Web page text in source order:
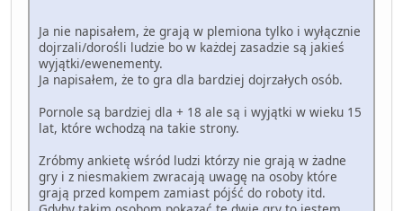
Ja nie napisałem, że grają w plemiona tylko i wyłącznie
dojrzali/dorośli ludzie bo w każdej zasadzie są jakieś
wyjątki/ewenementy.
Ja napisałem, że to gra dla bardziej dojrzałych osób.
Pornole są bardziej dla + 18 ale są i wyjątki w wieku 15
lat, które wchodzą na takie strony.
Zróbmy ankietę wśród ludzi którzy nie grają w żadne
gry i z niesmakiem zwracają uwagę na osoby które
grają przed kompem zamiast pójść do roboty itd.